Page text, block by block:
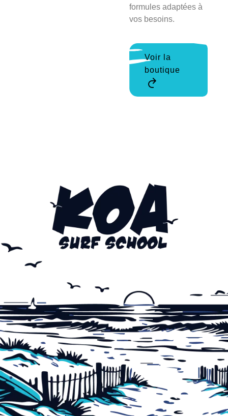
formules adaptées à
vos besoins.
Voir la
boutique